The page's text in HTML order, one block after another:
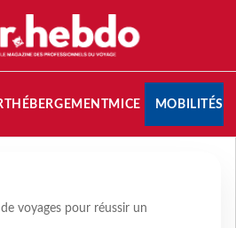
HÉBERGEMENTMICE MOBILITÉS
voyages pour réussir un